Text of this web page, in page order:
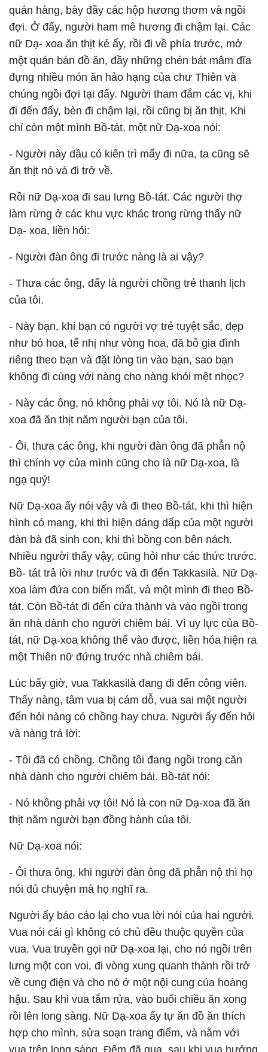
quán hàng, bày đầy các hộp hương thơm và ngồi
đợi. Ở đấy, người ham mê hương đi chậm lại. Các
nữ Dạ- xoa ăn thịt kẻ ấy, rồi đi về phía trước, mở
một quán bán đồ ăn, đầy những chén bát mâm đĩa
đựng nhiều món ăn hảo hạng của chư Thiên và
chúng ngồi đợi tại đấy. Người tham đắm các vị, khi
đi đến đấy, bèn đi chậm lại, rồi cũng bị ăn thịt. Khi
chỉ còn một mình Bồ-tát, một nữ Dạ-xoa nói:
- Người này dầu có kiên trì mấy đi nữa, ta cũng sẽ
ăn thịt nó và đi trở về.
Rồi nữ Dạ-xoa đi sau lưng Bồ-tát. Các người thợ
làm rừng ở các khu vực khác trong rừng thấy nữ
Dạ- xoa, liền hỏi:
- Người đàn ông đi trước nàng là ai vậy?
- Thưa các ông, đấy là người chồng trẻ thanh lịch
của tôi.
- Này bạn, khi bạn có người vợ trẻ tuyệt sắc, đẹp
như bó hoa, tế nhị như vòng hoa, đã bỏ gia đình
riêng theo bạn và đặt lòng tin vào bạn, sao bạn
không đi cùng với nàng cho nàng khỏi mệt nhọc?
- Này các ông, nó không phải vợ tôi. Nó là nữ Dạ-
xoa đã ăn thịt năm người bạn của tôi.
- Ôi, thưa các ông, khi người đàn ông đã phẫn nộ
thì chính vợ của mình cũng cho là nữ Dạ-xoa, là
ngạ quỷ!
Nữ Dạ-xoa ấy nói vậy và đi theo Bồ-tát, khi thì hiện
hình có mang, khi thì hiện dáng dấp của một người
đàn bà đã sinh con, khi thì bồng con bên nách.
Nhiều người thấy vậy, cũng hỏi như các thức trước.
Bồ- tát trả lời như trước và đi đến Takkasilà. Nữ Dạ-
xoa làm đứa con biến mất, và một mình đi theo Bồ-
tát. Còn Bồ-tát đi đến cửa thành và vào ngồi trong
ăn nhà dành cho người chiêm bái. Vì uy lực của Bồ-
tát, nữ Dạ-xoa không thể vào được, liền hóa hiện ra
một Thiên nữ đứng trước nhà chiêm bái.
Lúc bấy giờ, vua Takkasilà đang đi đến công viên.
Thấy nàng, tâm vua bị cám dỗ, vua sai một người
đến hỏi nàng có chồng hay chưa. Người ấy đến hỏi
và nàng trả lời:
- Tôi đã có chồng. Chồng tôi đang ngồi trong căn
nhà dành cho người chiêm bái. Bồ-tát nói:
- Nó không phải vợ tôi! Nó là con nữ Dạ-xoa đã ăn
thịt năm người bạn đồng hành của tôi.
Nữ Dạ-xoa nói:
- Ôi thưa ông, khi người đàn ông đã phẫn nộ thì họ
nói đủ chuyện mà họ nghĩ ra.
Người ấy báo cáo lại cho vua lời nói của hai người.
Vua nói cái gì không có chủ đều thuộc quyền của
vua. Vua truyền gọi nữ Dạ-xoa lại, cho nó ngồi trên
lưng một con voi, đi vòng xung quanh thành rồi trở
về cung điện và cho nó ở một nội cung của hoàng
hậu. Sau khi vua tắm rửa, vào buổi chiều ăn xong
rồi lên long sàng. Nữ Dạ-xoa ấy tự ăn đồ ăn thích
hợp cho mình, sửa soạn trang điểm, và nằm với
vua trên long sàng. Ðêm đã qua, sau khi vua hưởng